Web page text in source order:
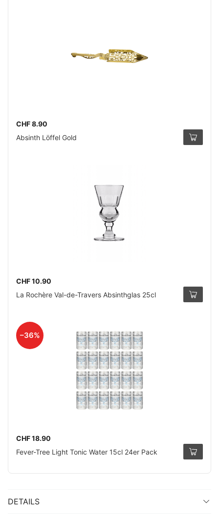
CHF 8.90
Absinth Löffel Gold
CHF 10.90
La Rochère Val-de-Travers Absinthglas 25cl
–36%
CHF 18.90
Fever-Tree Light Tonic Water 15cl 24er Pack
DETAILS